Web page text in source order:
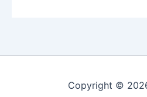
Copyright ©